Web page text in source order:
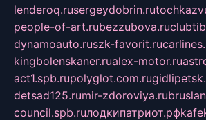
lenderoq.rusergeydobrin.ru
people-of-art.rubezzubova.ru
dynamoauto.ruszk-favorit.ru
kingbolenskaner.rualex-motor.ru
act1.spb.rupolyglot.com.ru
detsad125.rumir-zdoroviya.ru
council.spb.ruлодкипатриот.рф